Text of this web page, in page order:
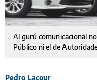
Al gurú comunicacional
Público ni el de
Pedro Lacour